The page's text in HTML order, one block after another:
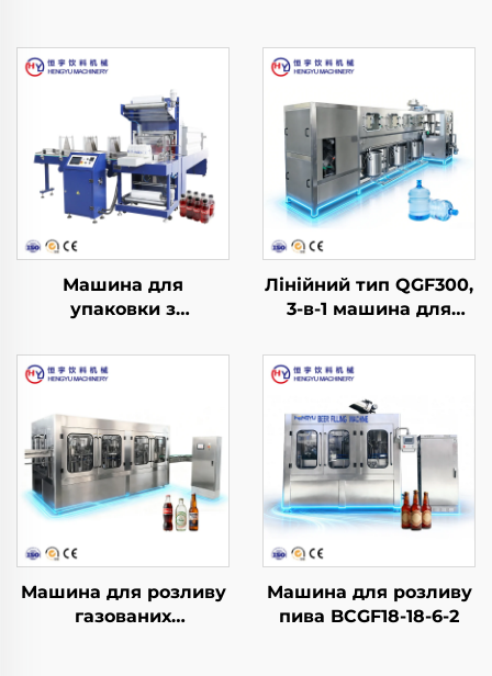
Машина для
упаковки з
плівкою L-подібного
типу
Лінійний тип QGF300,
3-в-1 машина для
Машина для розливу
газованих
Машина для розливу
пива BCGF18-18-6-2